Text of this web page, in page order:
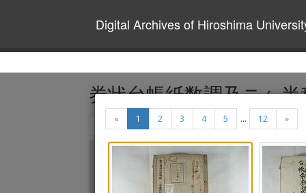
Digital Archives of Hiroshima